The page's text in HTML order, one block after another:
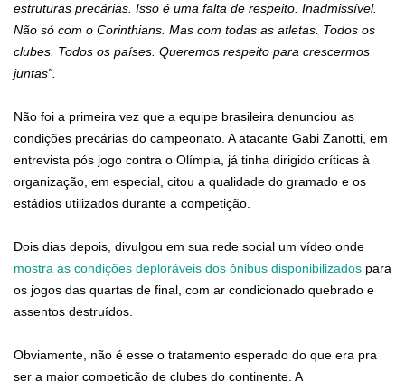
estruturas precárias. Isso é uma falta de respeito. Inadmissível.
Não só com o Corinthians. Mas com todas as atletas. Todos os
clubes. Todos os países. Queremos respeito para crescermos
juntas”.
Não foi a primeira vez que a equipe brasileira denunciou as
condições precárias do campeonato. A atacante Gabi Zanotti, em
entrevista pós jogo contra o Olímpia, já tinha dirigido críticas à
organização, em especial, citou a qualidade do gramado e os
estádios utilizados durante a competição.
Dois dias depois, divulgou em sua rede social um vídeo onde
mostra as condições deploráveis dos ônibus disponibilizados para
os jogos das quartas de final, com ar condicionado quebrado e
assentos destruídos.
Obviamente, não é esse o tratamento esperado do que era pra
ser a maior competição de clubes do continente. A